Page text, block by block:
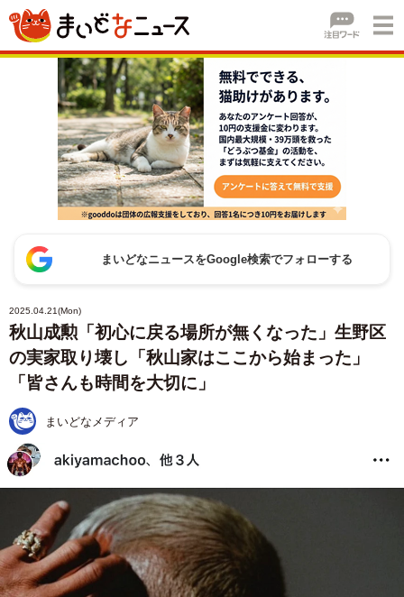
まいどなニュースをGoogle検索でフォローする
2025.04.21(Mon)
秋山成勲「初心に戻る場所が無くなった」生野区
の実家取り壊し「秋山家はここから始まった」
「皆さんも時間を大切に」
まいどなメディア